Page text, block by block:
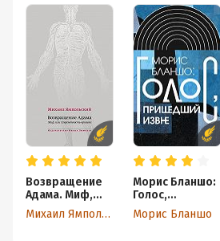
Возвращение
Адама. Миф,
или
Современность
Михаил Ямпольский
Морис Бланшо:
Голос,
пришедший
извне
Морис Бланшо